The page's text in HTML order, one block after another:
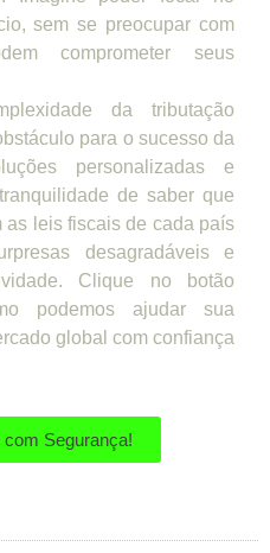
sem se preocupar com
comprometer seus
da tributação
para o sucesso da
personalizadas e
de saber que
as leis fiscais de cada país
desagradáveis e
Clique no botão
podemos ajudar sua
global com confiança
Segurança!